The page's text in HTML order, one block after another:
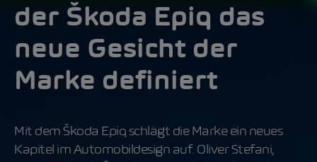
der Škoda Epiq das
neue Gesicht der
Marke definiert
Mit dem Škoda Epiq schlägt die Marke ein neues
Kapitel im Automobildesign auf. Oliver Stefani,